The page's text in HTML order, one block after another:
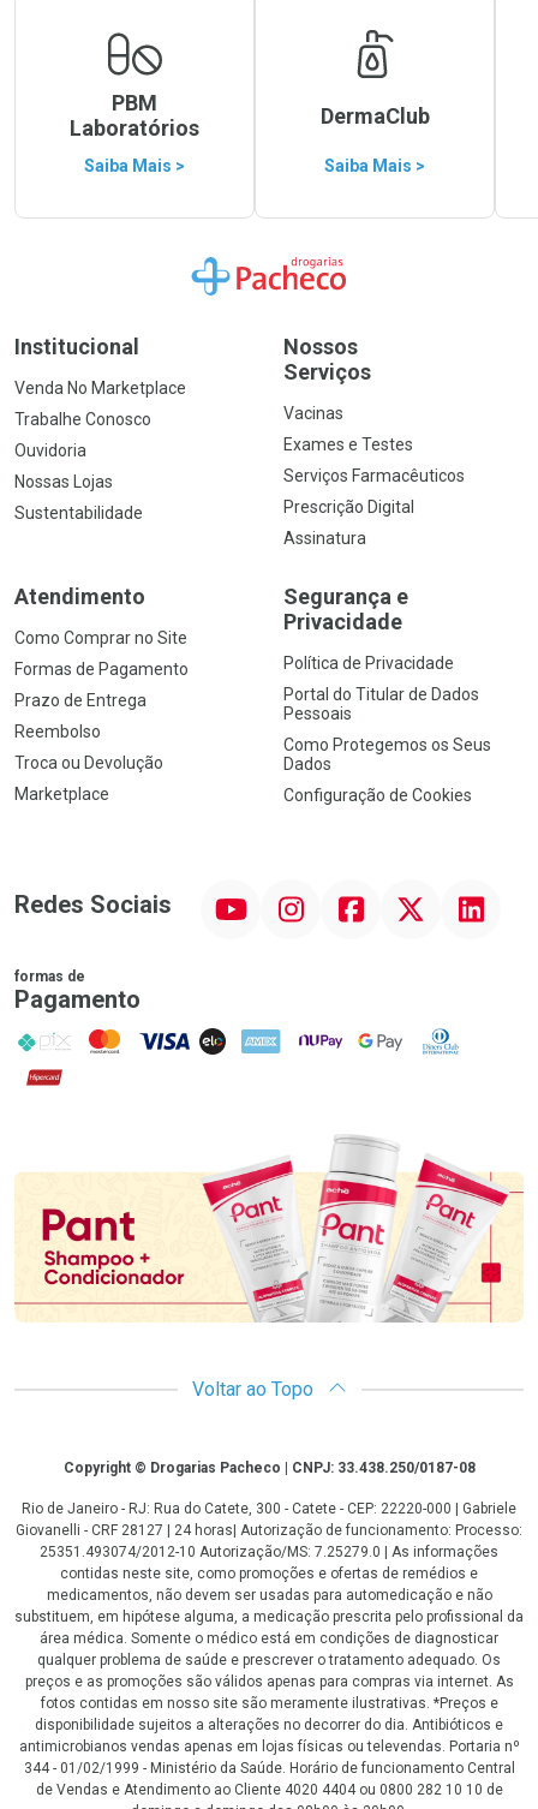
PBM
Laboratórios
Saiba Mais >
DermaClub
Saiba Mais >
Ir para a Home
Institucional
Venda No Marketplace
Trabalhe Conosco
Ouvidoria
Nossas Lojas
Sustentabilidade
Nossos
Serviços
Vacinas
Exames e Testes
Serviços Farmacêuticos
Prescrição Digital
Assinatura
Atendimento
Como Comprar no Site
Formas de Pagamento
Prazo de Entrega
Reembolso
Troca ou Devolução
Marketplace
Segurança e
Privacidade
Política de Privacidade
Portal do Titular de Dados
Pessoais
Como Protegemos os Seus
Dados
Configuração de Cookies
Redes Sociais InstagramFacebook Linkedin
formas de
Pagamento
PIX MasterCard
VISA ELO AMEX NuPay Google PayDiners Club
Hipercard
Promoção em Destaque
Voltar ao Topo
CopyrightCopyright © Drogarias Pacheco | CNPJ: 33.438.250/0187-08
Rio de Janeiro - RJ: Rua do Catete, 300 - Catete - CEP: 22220-000 | Gabriele
Giovanelli - CRF 28127 | 24 horas| Autorização de funcionamento: Processo:
25351.493074/2012-10 Autorização/MS: 7.25279.0 | As informações
contidas neste site, como promoções e ofertas de remédios e
medicamentos, não devem ser usadas para automedicação e não
substituem, em hipótese alguma, a medicação prescrita pelo profissional da
área médica. Somente o médico está em condições de diagnosticar
qualquer problema de saúde e prescrever o tratamento adequado. Os
preços e as promoções são válidos apenas para compras via internet. As
fotos contidas em nosso site são meramente ilustrativas. *Preços e
disponibilidade sujeitos a alterações no decorrer do dia. Antibióticos e
antimicrobianos vendas apenas em lojas físicas ou televendas. Portaria nº
344 - 01/02/1999 - Ministério da Saúde. Horário de funcionamento Central
de Vendas e Atendimento ao Cliente 4020 4404 ou 0800 282 10 10 de